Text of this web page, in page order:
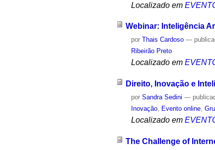
Localizado em
Webinar: Inteligência
porThais Cardoso —
Ribeirão Preto
Localizado em
Direito, Inovação e
porSandra Sedini —
Inovação
Evento online ,
Localizado em
The Challenge of